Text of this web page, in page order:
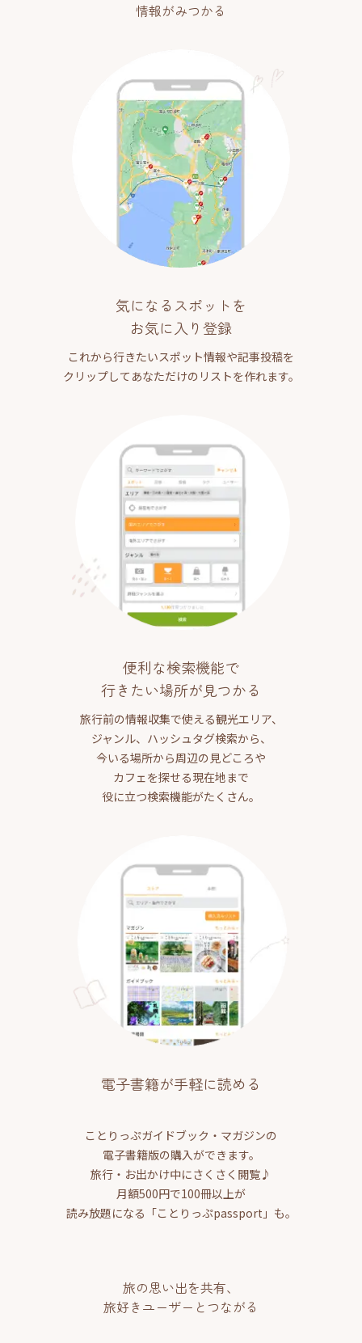
情報がみつかる
気になるスポットを
お気に入り登録
これから行きたいスポット情報や記事投稿を
クリップしてあなただけのリストを作れます。
便利な検索機能で
行きたい場所が見つかる
旅行前の情報収集で使える観光エリア、
ジャンル、ハッシュタグ検索から、
今いる場所から周辺の見どころや
カフェを探せる現在地まで
役に立つ検索機能がたくさん。
電子書籍が手軽に読める
ことりっぷガイドブック・マガジンの
電子書籍版の購入ができます。
旅行・お出かけ中にさくさく閲覧♪
月額500円で100冊以上が
読み放題になる「ことりっぷpassport」も。
旅の思い出を共有、
旅好きユーザーとつながる